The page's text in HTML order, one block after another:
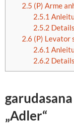
2.5 (P) Arme
2.5.1
2.5.2 Details
2.6 (P) Levator
2.6.1
2.6.2 Details
garudasana
„Adler“